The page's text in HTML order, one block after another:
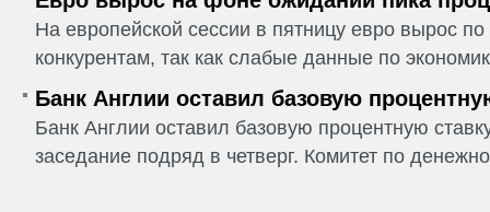
На европейской сессии в пятницу евро вырос
конкурентам, так как слабые данные по
Банк Англии оставил базовую
Банк Англии оставил базовую процентную
заседание подряд в четверг. Комитет по